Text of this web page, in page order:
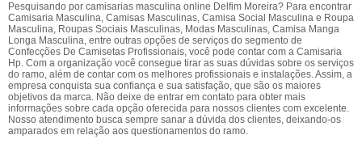
Pesquisando por camisarias masculina online Delfim Moreira? Para encontrar
Camisaria Masculina, Camisas Masculinas, Camisa Social Masculina e Roupa
Masculina, Roupas Sociais Masculinas, Modas Masculinas, Camisa Manga
Longa Masculina, entre outras opções de serviços do segmento de
Confecções De Camisetas Profissionais, você pode contar com a Camisaria
Hp. Com a organização você consegue tirar as suas dúvidas sobre os serviços
do ramo, além de contar com os melhores profissionais e instalações. Assim, a
empresa conquista sua confiança e sua satisfação, que são os maiores
objetivos da marca. Não deixe de entrar em contato para obter mais
informações sobre cada opção oferecida para nossos clientes com excelente.
Nosso atendimento busca sempre sanar a dúvida dos clientes, deixando-os
amparados em relação aos questionamentos do ramo.